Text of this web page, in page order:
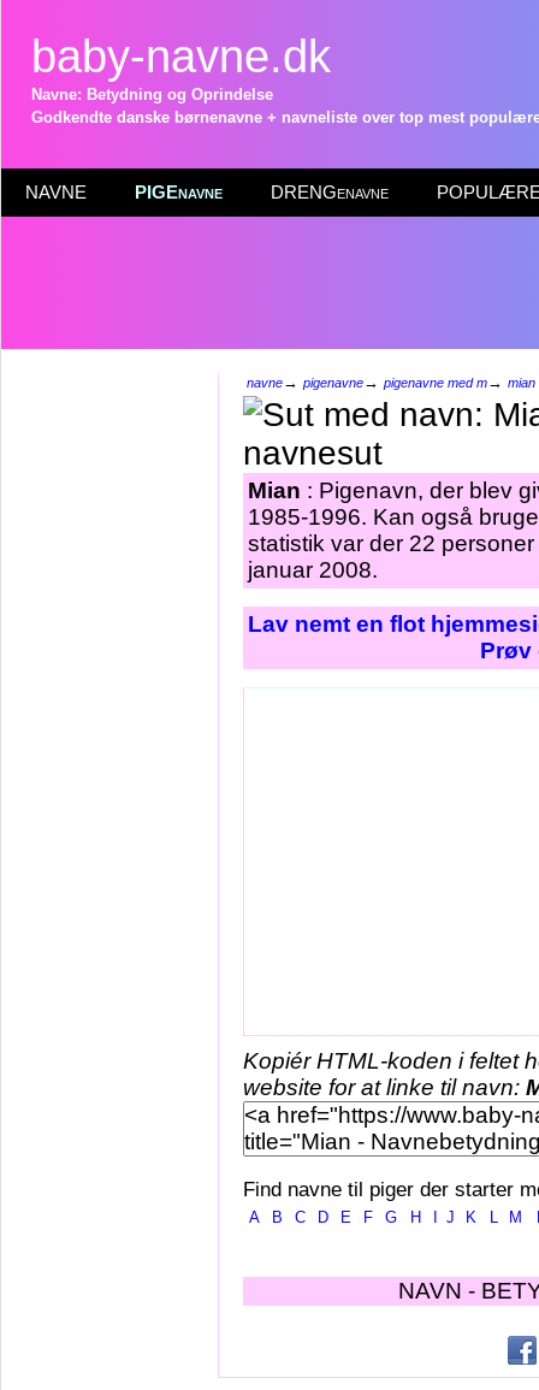
baby-navne.dk
Navne: Betydning og Oprindelse
Godkendte danske børnenavne + navneliste over top mest
NAVNE PIGEnavne DRENGenavne POPULÆRE
navne→ pigenavne→ pigenavne med m→ mian
Mian : Pigenavn, der blev
1985-1996. Kan også
statistik var der 22
januar 2008.
Lav nemt en flot
Prøv
Kopiér HTML-koden i feltet
website for at linke til navn:
Find navne til piger der starter
A B C D E F G H J K L M
NAVN -